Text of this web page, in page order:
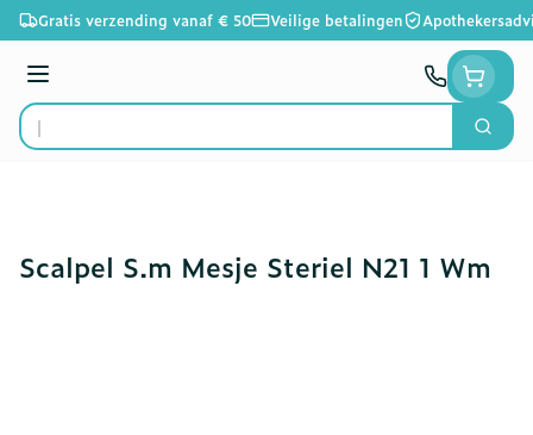
Ga naar de inhoud
Gratis verzending vanaf € 50 Veilige betalingen
Menu
Product, merk, categorie...
Zoek
Scalpel S.m Mesje Steriel N21 1 Wm